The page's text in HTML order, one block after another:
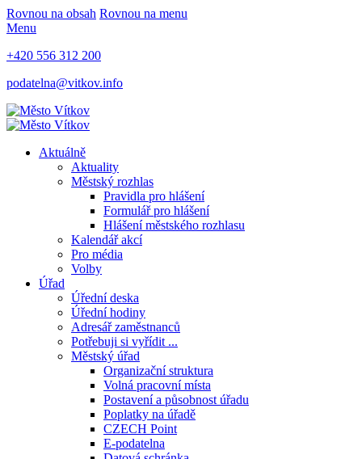
Rovnou na obsah Rovnou na menu
Menu
+420 556 312 200
podatelna@vitkov.info
Aktuálně
Aktuality
Městský rozhlas
Pravidla pro hlášení
Formulář pro hlášení
Hlášení městského rozhlasu
Kalendář akcí
Pro média
Volby
Úřad
Úřední deska
Úřední hodiny
Adresář zaměstnanců
Potřebuji si vyřídit ...
Městský úřad
Organizační struktura
Volná pracovní místa
Postavení a působnost úřadu
Poplatky na úřadě
CZECH Point
E-podatelna